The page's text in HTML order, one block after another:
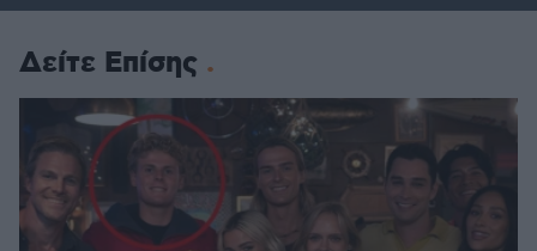
Δείτε Επίσης